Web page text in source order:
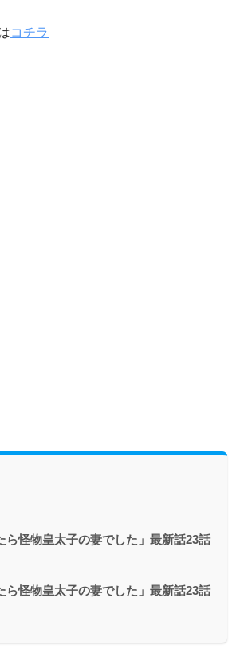
コチラ
ら怪物皇太子の妻でした」最新話23話
ら怪物皇太子の妻でした」最新話23話